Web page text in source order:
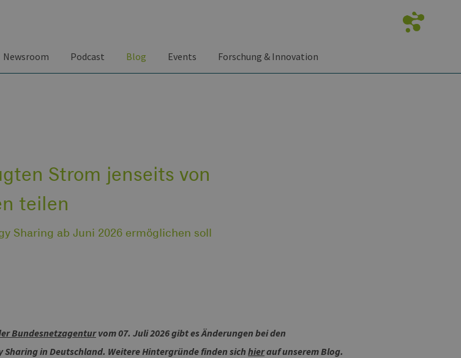
Newsroom Podcast Blog Events Forschung & Innovation
Strom jenseits von
teilen
Sharing ab Juni 2026 ermöglichen soll
Bundesnetzagenturvom 07. Juli 2026 gibt es Änderungen bei den
Sharing in Deutschland. Weitere Hintergründe finden sich hierauf unserem Blog.